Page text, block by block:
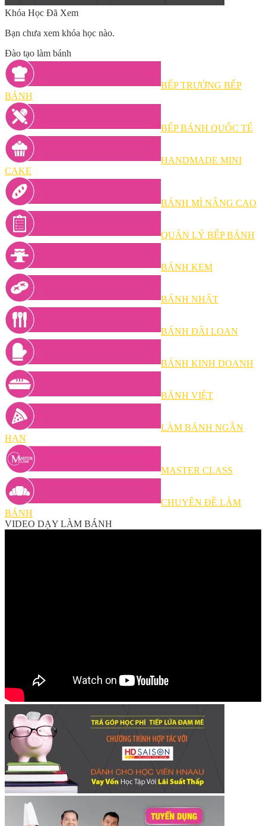
Khóa Học Đã Xem
Bạn chưa xem khóa học nào.
Đào tạo làm bánh
BẾP TRƯỞNG BẾP
BÁNH
BẾP BÁNH QUỐC TẾ
HANDMADE MINI
CAKE
BÁNH MÌ NÂNG CAO
QUẢN LÝ BẾP BÁNH
BÁNH KEM
BÁNH NHẬT
BÁNH ĐÀI LOAN
BÁNH KINH DOANH
BÁNH VIỆT
LÀM BÁNH NGẮN
HẠN
MASTER CLASS
CHUYÊN ĐỀ LÀM
BÁNH
VIDEO DẠY LÀM BÁNH